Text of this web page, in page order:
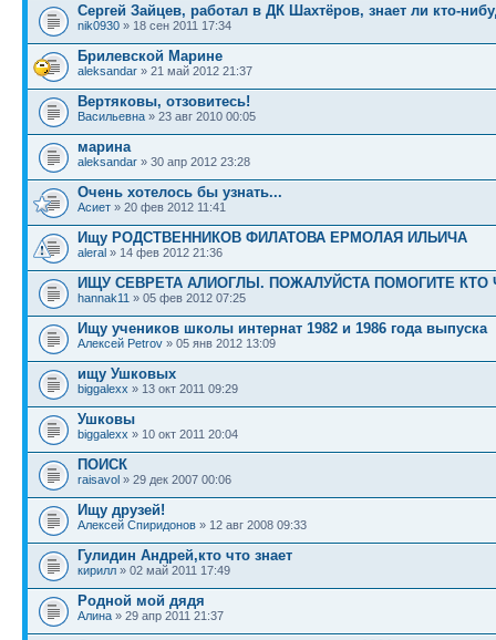
Сергей Зайцев, работал в ДК Шахтёров, знает ли кто-
nik0930 » 18 сен 2011 17:34
Брилевской Марине
aleksandar » 21 май 2012 21:37
Вертяковы, отзовитесь!
Васильевна » 23 авг 2010 00:05
марина
aleksandar » 30 апр 2012 23:28
Очень хотелось бы узнать...
Асиет » 20 фев 2012 11:41
Ищу РОДСТВЕННИКОВ ФИЛАТОВА ЕРМОЛАЯ ИЛЬИЧА
aleral » 14 фев 2012 21:36
ИЩУ СЕВРЕТА АЛИОГЛЫ. ПОЖАЛУЙСТА ПОМОГИТЕ КТО
hannak11 » 05 фев 2012 07:25
Ищу учеников школы интернат 1982 и 1986 года выпуска
Алексей Petrov » 05 янв 2012 13:09
ищу Ушковых
biggalexx » 13 окт 2011 09:29
Ушковы
biggalexx » 10 окт 2011 20:04
ПОИСК
raisavol » 29 дек 2007 00:06
Ищу друзей!
Алексей Спиридонов » 12 авг 2008 09:33
Гулидин Андрей,кто что знает
кирилл » 02 май 2011 17:49
Родной мой дядя
Алина » 29 апр 2011 21:37